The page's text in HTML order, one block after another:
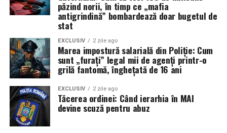
păzind norii, în timp ce „mafia
antigrindină” bombardează doar bugetul de
stat
EXCLUSIV 2 zile ago
Marea impostură salarială din Poliție: Cum
sunt „furați” legal mii de agenți printr-o
grilă fantomă, înghețată de 16 ani
EXCLUSIV 2 zile ago
Tăcerea ordinei: Când ierarhia în MAI
devine scuză pentru abuz